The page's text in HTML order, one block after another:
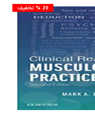
20 % تخفیف